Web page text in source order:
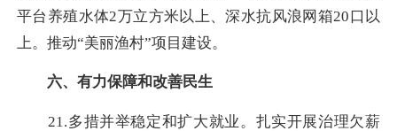
平台养殖水体2万立方米以上、深水抗风浪网箱20口以
上。推动“美丽渔村”项目建设。
六、有力保障和改善民生
21.多措并举稳定和扩大就业。扎实开展治理欠薪